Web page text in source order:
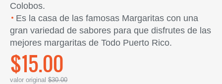
Colobos.
Es la casa de las famosas Margaritas con una
gran variedad de sabores para que disfrutes de las
mejores margaritas de Todo Puerto Rico.
$15.00
valor original $30.00